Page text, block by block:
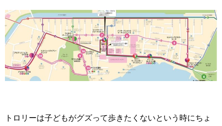
トロリーは子どもがグズって歩きたくないという時にちょ